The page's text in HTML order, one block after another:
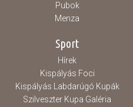
Pubok
Menza
Sport
Hírek
Kispályás Foci
Kispályás Labdarúgó Kupák
Szilveszter Kupa Galéria